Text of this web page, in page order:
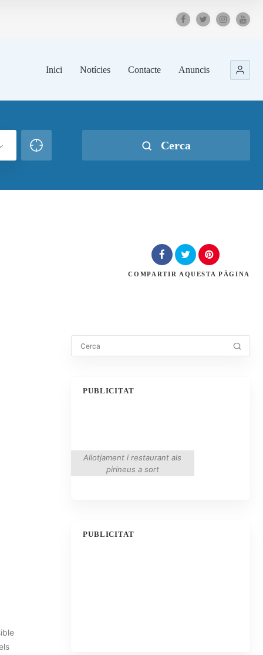
Inici Notícies Contacte Anuncis
Cerca
COMPARTIR AQUESTA PÀGINA
PUBLICITAT
Allotjament i restaurant als
pirineus a sort
PUBLICITAT